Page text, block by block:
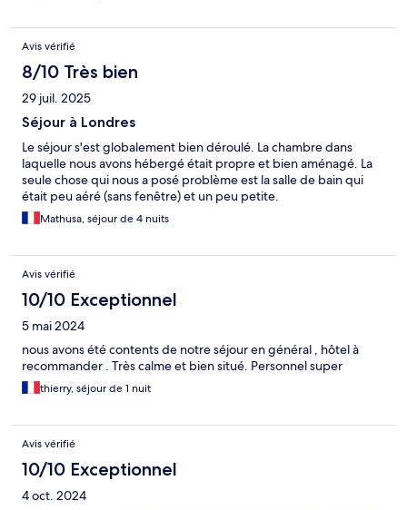
Avis vérifié
8/10 Très bien
29 juil. 2025
Séjour à Londres
Le séjour s'est globalement bien déroulé. La chambre dans
laquelle nous avons hébergé était propre et bien aménagé. La
seule chose qui nous a posé problème est la salle de bain qui
était peu aéré (sans fenêtre) et un peu petite.
Mathusa, séjour de 4 nuits
Avis vérifié
10/10 Exceptionnel
5 mai 2024
nous avons été contents de notre séjour en général , hôtel à
recommander . Très calme et bien situé. Personnel super
thierry, séjour de 1 nuit
Avis vérifié
10/10 Exceptionnel
4 oct. 2024